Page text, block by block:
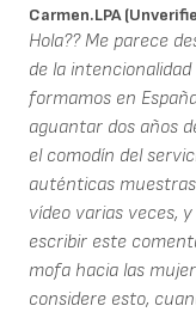
Carmen.LPA
Hola?? Me parece
de la
formamos en
aguantar dos años
el comodín del
auténticas
vídeo varias veces,
escribir este
mofa hacia las
considere esto,